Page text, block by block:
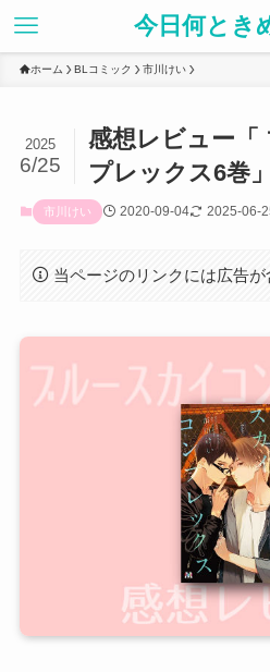
今日何とき
ホーム BLコミック 市川けい
感想レビュー「
プレックス6巻
2025
6/25
市川けい 2020-09-04 2025-06-
当ページのリンクには広告が